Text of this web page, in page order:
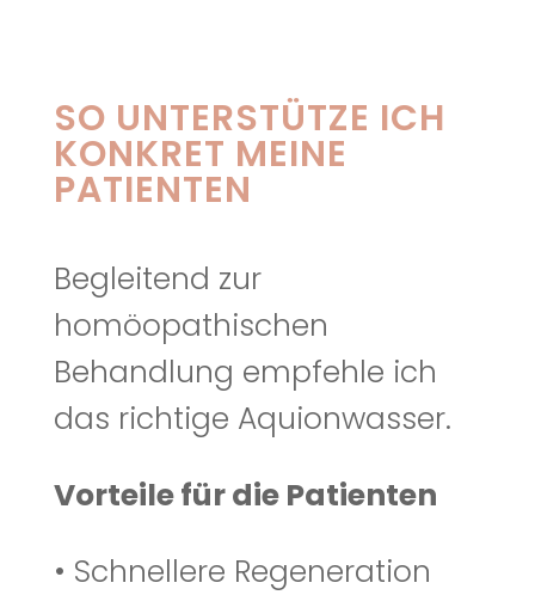
SO UNTERSTÜTZE ICH
KONKRET MEINE
PATIENTEN
Begleitend zur
homöopathischen
Behandlung empfehle ich
das richtige Aquionwasser.
Vorteile für die Patienten
• Schnellere Regeneration